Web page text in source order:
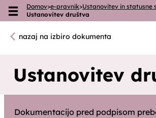
Skoči na vsebino
Domov>e-pravnik>Ustanovitev in statusne
Ustanovitev društva
nazaj na izbiro dokumenta
Ustanovitev
Dokumentacijo pred podpisom